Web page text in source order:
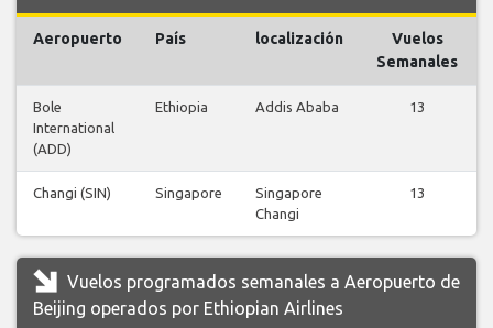
Aeropuerto País localización
Vuelos
Semanales
Bole
International
(ADD)
Ethiopia Addis Ababa 13
Changi (SIN) Singapore
Singapore
Changi
13
Vuelos programados semanales a Aeropuerto de
Beijing operados por Ethiopian Airlines